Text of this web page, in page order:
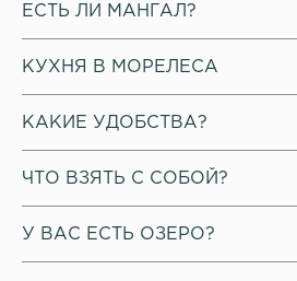
где жить
ЕСТЬ ЛИ МАНГАЛ?
КУХНЯ В МОРЕЛЕСА
КАКИЕ УДОБСТВА?
ЧТО ВЗЯТЬ С СОБОЙ?
У ВАС ЕСТЬ ОЗЕРО?